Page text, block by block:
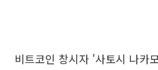
비트코인 창시자 '사토시 나카